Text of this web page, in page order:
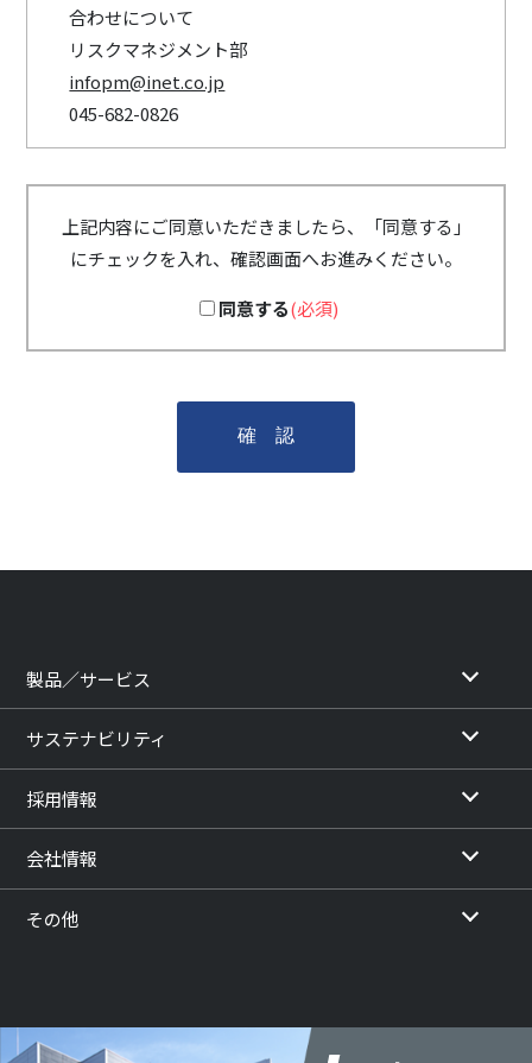
合わせについて
リスクマネジメント部
infopm@inet.co.jp
045-682-0826
上記内容にご同意いただきましたら、「同意する」
にチェックを入れ、確認画面へお進みください。
同意する(必須)
確 認
製品／サービス
サステナビリティ
採用情報
会社情報
その他